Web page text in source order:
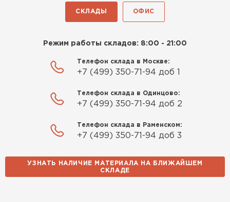
СКЛАДЫ ОФИС
Режим работы складов: 8:00 - 21:00
Телефон склада в Москве:
+7 (499) 350-71-94 доб 1
Телефон склада в Одинцово:
+7 (499) 350-71-94 доб 2
Телефон склада в Раменском:
+7 (499) 350-71-94 доб 3
УЗНАТЬ НАЛИЧИЕ МАТЕРИАЛА НА БЛИЖАЙШЕМ
СКЛАДЕ